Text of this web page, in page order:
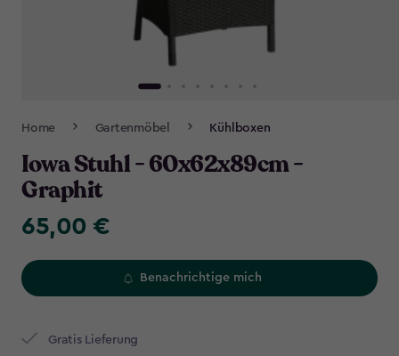
Home Gartenmöbel Kühlboxen
Iowa Stuhl - 60x62x89cm -
Graphit
65,00
65,00 €
Benachrichtige mich
Gratis Lieferung